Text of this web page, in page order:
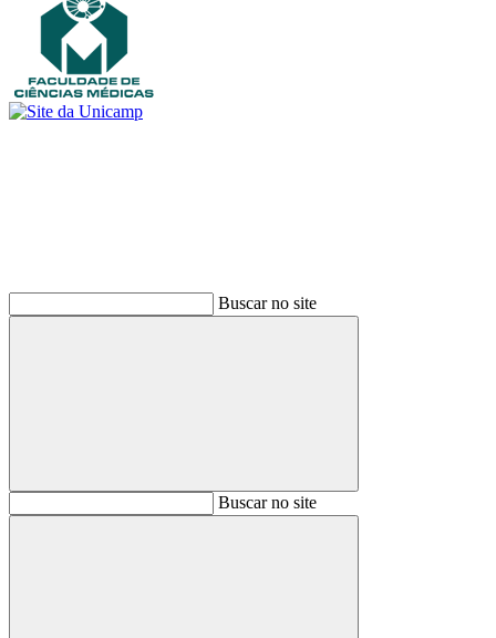
Buscar no site
BuscarBuscar no site